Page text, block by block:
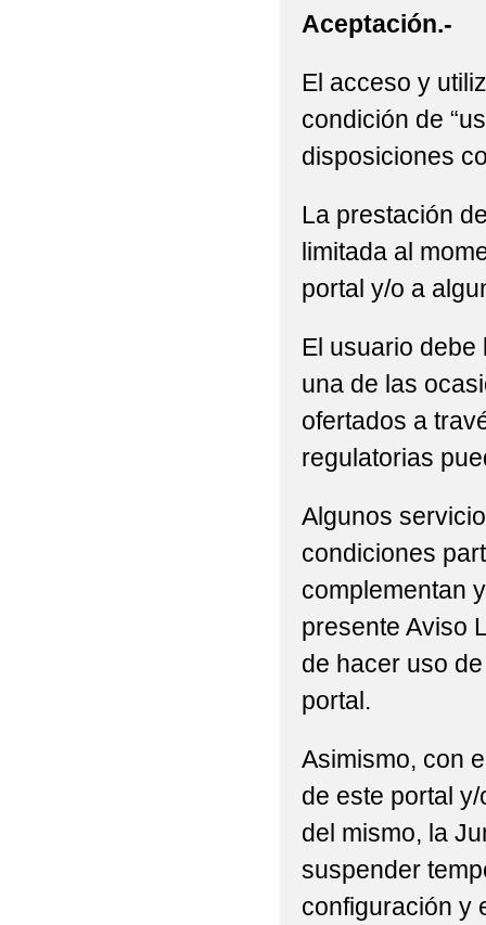
Aceptación.-
El acceso y
condición de
disposiciones
La prestación
limitada al
portal y/o a
El usuario debe
una de las
ofertados a
regulatorias
Algunos
condiciones
complementan
presente Aviso
de hacer uso
portal.
Asimismo, con
de este portal
del mismo, la
suspender
configuración y